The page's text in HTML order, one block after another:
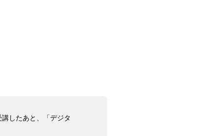
したあと、「デジタ